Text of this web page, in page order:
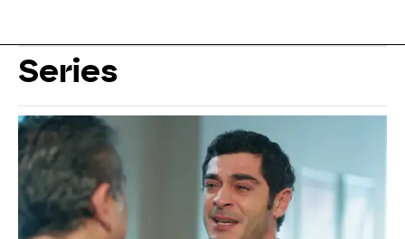
Series